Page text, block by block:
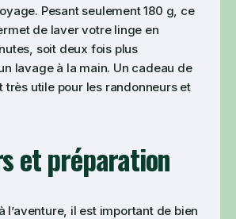
Pesant seulement 180 g, ce
de laver votre linge en
soit deux fois plus
lavage à la main. Un cadeau de
très utile pour les randonneurs et
et préparation
l’aventure, il est important de bien